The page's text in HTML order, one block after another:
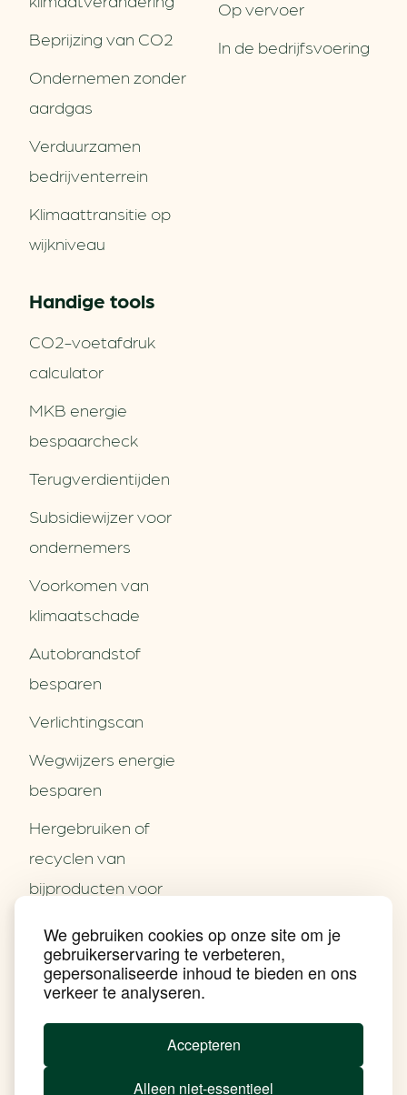
We gebruiken cookies op onze site om je
gebruikerservaring te verbeteren,
gepersonaliseerde inhoud te bieden en ons
verkeer te analyseren.
Accepteren
Alleen niet-essentieel
Partners
Contact
Nieuws
Praktijkverhalen
Events
Nieuwsbrief
Achtergrond klimaatverandering
Beprijzing van CO2
Verduurzamen bedrijventerrein
Beprijzing van CO2
Ondernemen zonder
aardgas
Verduurzamen
bedrijventerrein
Klimaattransitie op
wijkniveau
Op vervoer
In de bedrijfsvoering
Handige tools
CO2-voetafdruk
calculator
MKB energie
bespaarcheck
Terugverdien­tijden
Subsidiewijzer voor
ondernemers
Voorkomen van
klimaatschade
Autobrandstof
besparen
Verlichtingscan
Wegwijzers energie
besparen
Hergebruiken of
recyclen van
bijproducten voor
Energie besparen op
uw PC